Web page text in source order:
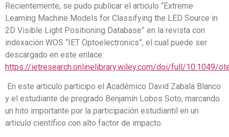
Recientemente, se pudo publicar el articulo “Extreme
Learning Machine Models for Classifying the LED Source in
2D Visible Light Positioning Database” en la revista con
indexación WOS “IET Optoelectronics”, el cual puede ser
descargado en este enlace:
https://ietresearch.onlinelibrary.wiley.com/doi/full/10.1049/
En este articulo participo el Académico David Zabala Blanco
y el estudiante de pregrado Benjamín Lobos Soto, marcando
un hito importante por la participación estudiantil en un
articulo científico con alto factor de impacto.